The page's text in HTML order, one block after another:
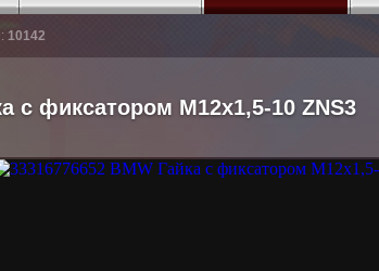
10142
с фиксатором M12x1,5-10 ZNS3